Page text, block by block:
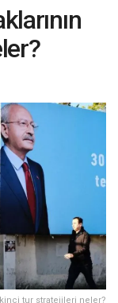
tur stratejileri neler?